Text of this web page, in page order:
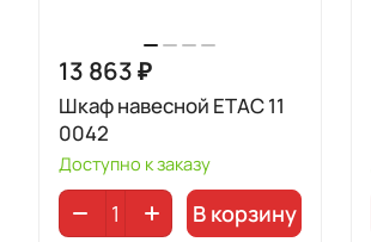
13 863 ₽
Шкаф навесной ETAC 11
0042
Доступно к заказу
В корзину